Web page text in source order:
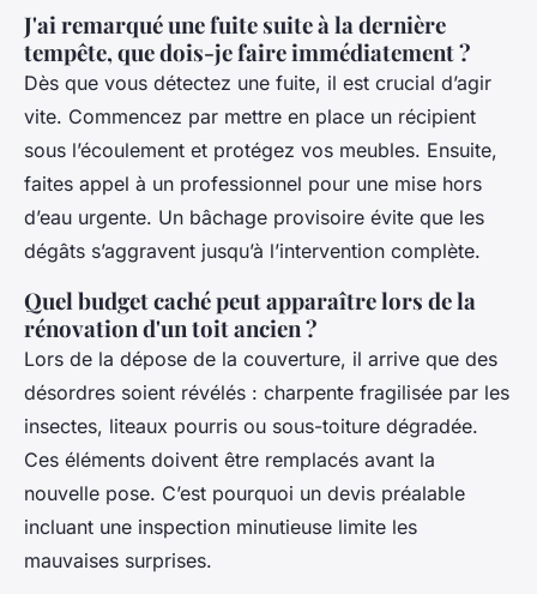
J'ai remarqué une fuite suite à la dernière
tempête, que dois-je faire immédiatement ?
Dès que vous détectez une fuite, il est crucial d’agir
vite. Commencez par mettre en place un récipient
sous l’écoulement et protégez vos meubles. Ensuite,
faites appel à un professionnel pour une mise hors
d’eau urgente. Un bâchage provisoire évite que les
dégâts s’aggravent jusqu’à l’intervention complète.
Quel budget caché peut apparaître lors de la
rénovation d'un toit ancien ?
Lors de la dépose de la couverture, il arrive que des
désordres soient révélés : charpente fragilisée par les
insectes, liteaux pourris ou sous-toiture dégradée.
Ces éléments doivent être remplacés avant la
nouvelle pose. C’est pourquoi un devis préalable
incluant une inspection minutieuse limite les
mauvaises surprises.